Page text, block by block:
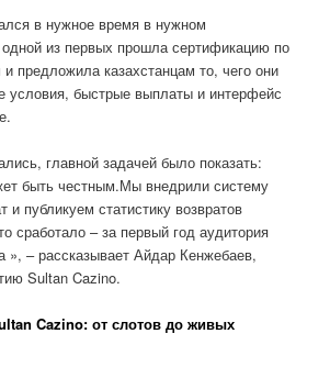
в нужное время в нужном
из первых прошла сертификацию по
предложила казахстанцам то, чего они
условия, быстрые выплаты и интерфейс
главной задачей было показать:
быть честным.Мы внедрили систему
и публикуем статистику возвратов
сработало – за первый год аудитория
», – рассказывает Айдар Кенжебаев,
Sultan Cazino.
Cazino: от слотов до живых